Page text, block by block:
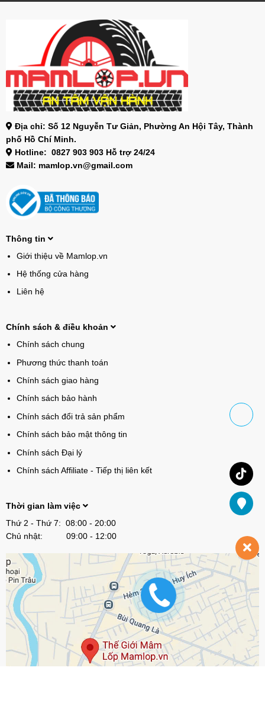
Địa chỉ: Số 12 Nguyễn Tư Giản, Phường An Hội Tây, Thành
phố Hồ Chí Minh.
Hotline: 0827 903 903 Hỗ trợ 24/24
Mail: mamlop.vn@gmail.com
Thông tin
Giới thiệu về Mamlop.vn
Hệ thống cửa hàng
Liên hệ
Chính sách & điều khoản
Chính sách chung
Phương thức thanh toán
Chính sách giao hàng
Chính sách bảo hành
Chính sách đổi trả sản phẩm
Chính sách bảo mật thông tin
Chính sách Đại lý
Chính sách Affiliate - Tiếp thị liên kết
Thời gian làm việc
Thứ 2 - Thứ 7: 08:00 - 20:00
Chủ nhật: 09:00 - 12:00